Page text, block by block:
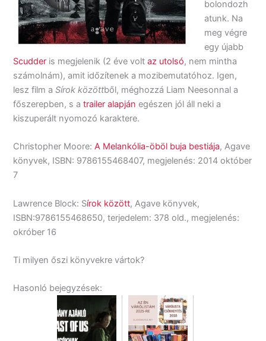
bolondozh
atunk. Na
meg végre
egy újabb
Scudder is megjelenik (2 éve voltaz utolsó, nem mintha
számolnám), amit időzítenek a mozibemutatóhoz. Igen,
lesz film aSírok közöttből, méghozzá Liam Neesonnal a
főszerepben, s atrailer alapján egészen jól áll neki a
kiszuperált nyomozó karaktere.
Christopher Moore:A Melankólia-öböl buja bestiája, Agave
könyvek, ISBN: 9786155468407, megjelenés: 2014 október
7
Lawrence Block: Sírok között, Agave könyvek,
ISBN:9786155468650, terjedelem: 378 old., megjelenés:
okróber 16
Ti milyen őszi könyvekre vártok?
Hasonló bejegyzések: